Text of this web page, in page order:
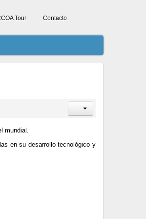
Tour Contacto
en su desarrollo tecnológico y